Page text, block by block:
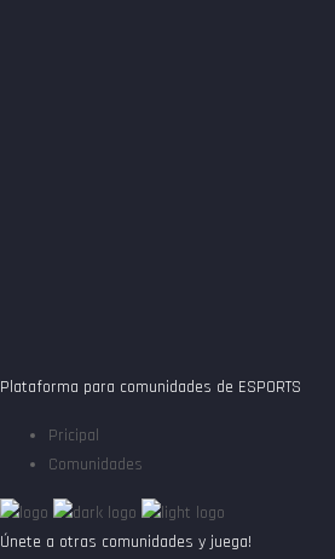
Plataforma para comunidades de ESPORTS
Pricipal
Comunidades
Únete a otras comunidades y juega!